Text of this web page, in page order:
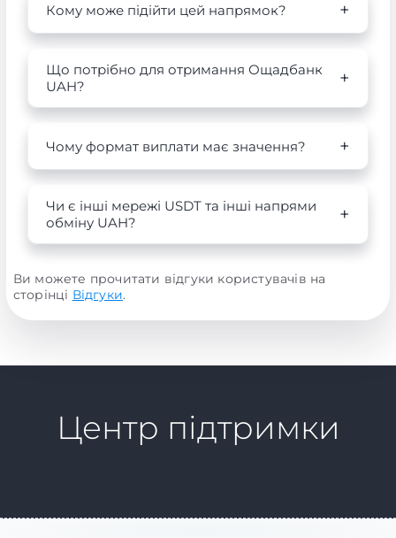
Кому може підійти цей напрямок?
Що потрібно для отримання Ощадбанк
UAH?
Чому формат виплати має значення?
Чи є інші мережі USDT та інші напрями
обміну UAH?
Ви можете прочитати відгуки користувачів на
сторінці Відгуки.
Центр підтримки